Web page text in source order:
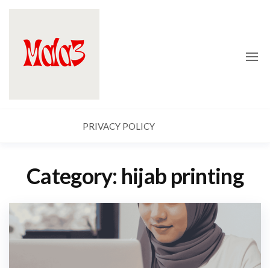
content
PRIVACY POLICY
Category: hijab printing